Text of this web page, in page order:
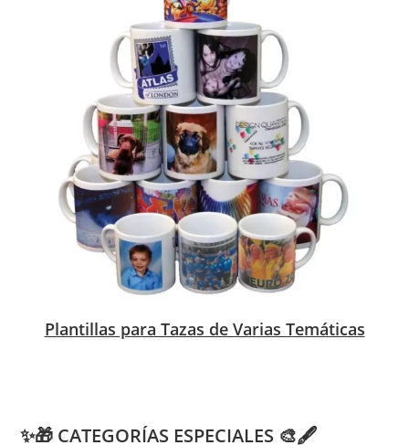
Plantillas para Tazas de Varias Temáticas
✨🎁 CATEGORÍAS ESPECIALES 🎨🖋️